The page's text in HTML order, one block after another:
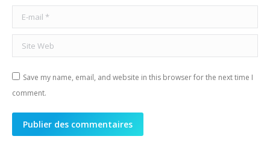
E-mail *
Site Web
Save my name, email, and website in this browser for the next time I
comment.
Publier des commentaires